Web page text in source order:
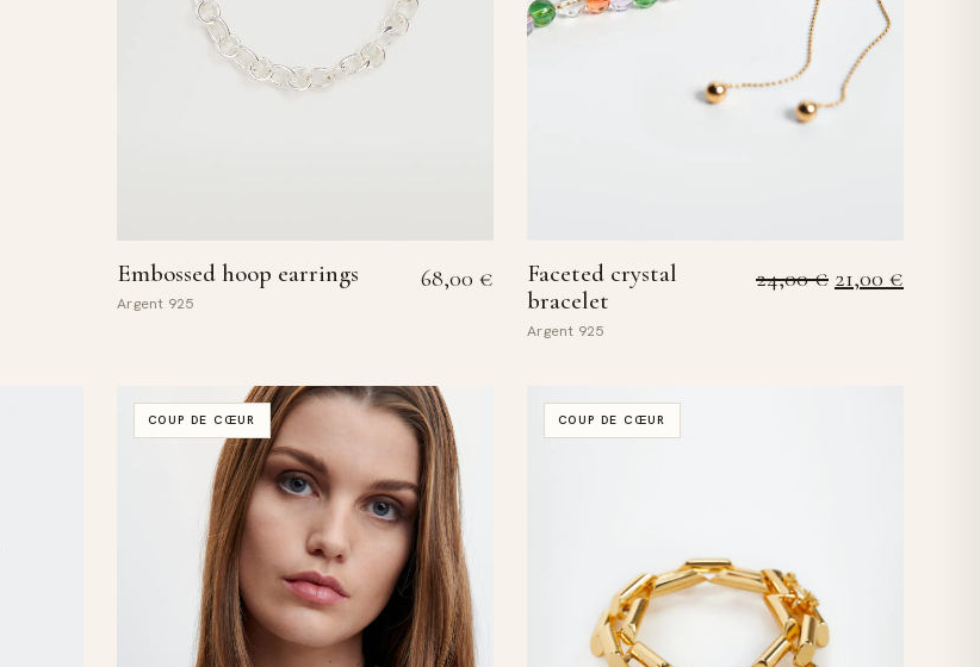
Embossed hoop earrings
Argent 925
68,00 €
Faceted crystal
bracelet
Argent 925
24,00€ Le prix initial
21,00 €
COUP DE CŒUR COUP DE CŒUR